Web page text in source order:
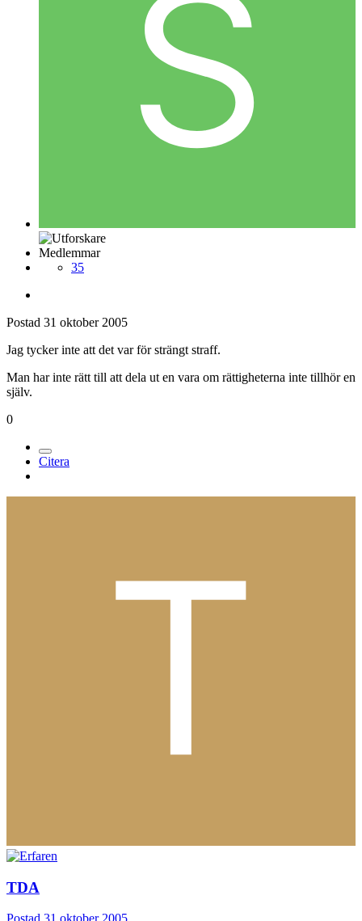
Medlemmar
35
Postad 31 oktober 2005
Jag tycker inte att det var för strängt straff.
Man har inte rätt till att dela ut en vara om rättigheterna inte tillhör en
själv.
0
Citera
TDA